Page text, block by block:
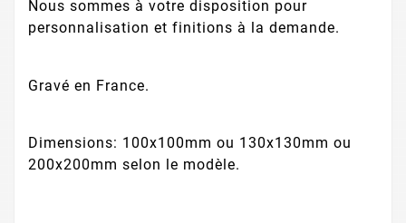
Nous sommes à votre disposition pour
personnalisation et finitions à la demande.
Gravé en France.
Dimensions: 100x100mm ou 130x130mm ou
200x200mm selon le modèle.